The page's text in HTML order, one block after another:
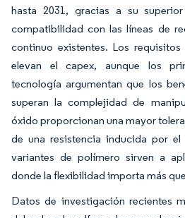
hasta 2031, gracias a su
compatibilidad con las líneas de
continuo existentes. Los
elevan el capex, aunque los
tecnología argumentan que los
superan la complejidad de
óxido proporcionan una mayor
de una resistencia inducida por el
variantes de polímero sirven a
donde la flexibilidad importa más
Datos de investigación recientes